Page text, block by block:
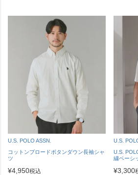
U.S. POLO ASSN.
コットンブロードボタンダウン長袖シャ
ツ
¥4,950税込
U.S.
U.S.
繍ベーシ
¥3,300